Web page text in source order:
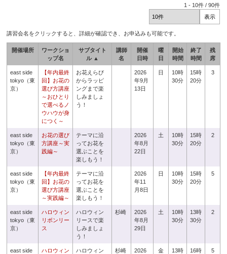
1 - 10件 /90件
講習会名をクリックすると、詳細が確認でき、お申込みも可能です。
開催場所
ワークショ
ップ名
サブタイト
ル ▲
講師
名
開催
日時
曜
日
開始
時間
終了
時間
残
席
east side
tokyo（東
京）
【年内最終
回】お花の
選び方講座
～おひとり
で選べるノ
ウハウが身
につく～
お花えらび
からラッピ
ングまで楽
しみましょ
う！
2026
年9月
13日
日
10時
30分
15時
20分
3
east side
tokyo（東
京）
お花の選び
方講座～実
践編～
テーマに沿
ってお花を
選ぶことを
楽しもう！
2026
年8月
22日
土
10時
30分
15時
20分
2
east side
tokyo（東
京）
【年内最終
回】お花の
選び方講座
～実践編～
テーマに沿
ってお花を
選ぶことを
楽しもう！
2026
年11
月8日
日
10時
30分
15時
20分
5
east side
tokyo（東
京）
ハロウィン
リボンリー
ス
ハロウィン
リースで楽
しみましょ
う！
杉崎
2026
年8月
29日
土
10時
30分
13時
30分
2
east side
ハロウィン
ハロウィン
杉崎
2026
金
13時
16時
5